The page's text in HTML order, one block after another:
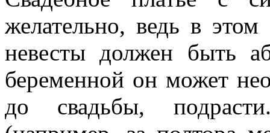
желательно, ведь в этом
невесты должен быть
беременной он может
до свадьбы,